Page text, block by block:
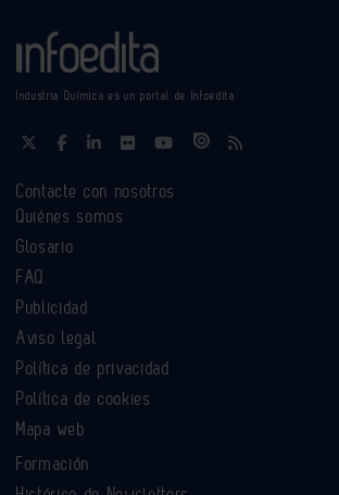
Industria Química es un portal de Infoedita
Contacte con nosotros
Quiénes somos
Glosario
FAQ
Publicidad
Aviso legal
Política de privacidad
Política de cookies
Mapa web
Formación